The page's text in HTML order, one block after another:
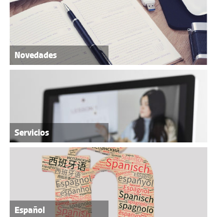
Novedades
Servicios
Español